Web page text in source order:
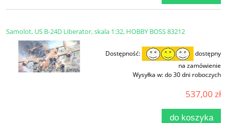
Samolot, US B-24D Liberator, skala 1:32, HOBBY BOSS 83212
Dostępność:
dostępny
na zamówienie
Wysyłka w:do 30 dni roboczych
537,00 zł
do koszyka